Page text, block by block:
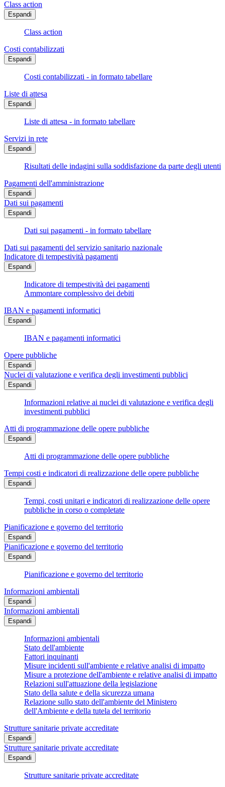
Class action
Espandi
Class action
Costi contabilizzati
Espandi
Costi contabilizzati - in formato tabellare
Liste di attesa
Espandi
Liste di attesa - in formato tabellare
Servizi in rete
Espandi
Risultati delle indagini sulla soddisfazione da parte degli utenti
Pagamenti dell'amministrazione
Espandi
Dati sui pagamenti
Espandi
Dati sui pagamenti - in formato tabellare
Dati sui pagamenti del servizio sanitario nazionale
Indicatore di tempestività pagamenti
Espandi
Indicatore di tempestività dei pagamenti
Ammontare complessivo dei debiti
IBAN e pagamenti informatici
Espandi
IBAN e pagamenti informatici
Opere pubbliche
Espandi
Nuclei di valutazione e verifica degli investimenti pubblici
Espandi
Informazioni relative ai nuclei di valutazione e verifica degli
investimenti pubblici
Atti di programmazione delle opere pubbliche
Espandi
Atti di programmazione delle opere pubbliche
Tempi costi e indicatori di realizzazione delle opere pubbliche
Espandi
Tempi, costi unitari e indicatori di realizzazione delle opere
pubbliche in corso o completate
Pianificazione e governo del territorio
Espandi
Pianificazione e governo del territorio
Espandi
Pianificazione e governo del territorio
Informazioni ambientali
Espandi
Informazioni ambientali
Espandi
Informazioni ambientali
Stato dell'ambiente
Fattori inquinanti
Misure incidenti sull'ambiente e relative analisi di impatto
Misure a protezione dell'ambiente e relative analisi di impatto
Relazioni sull'attuazione della legislazione
Stato della salute e della sicurezza umana
Relazione sullo stato dell'ambiente del Ministero
dell'Ambiente e della tutela del territorio
Strutture sanitarie private accreditate
Espandi
Strutture sanitarie private accreditate
Espandi
Strutture sanitarie private accreditate